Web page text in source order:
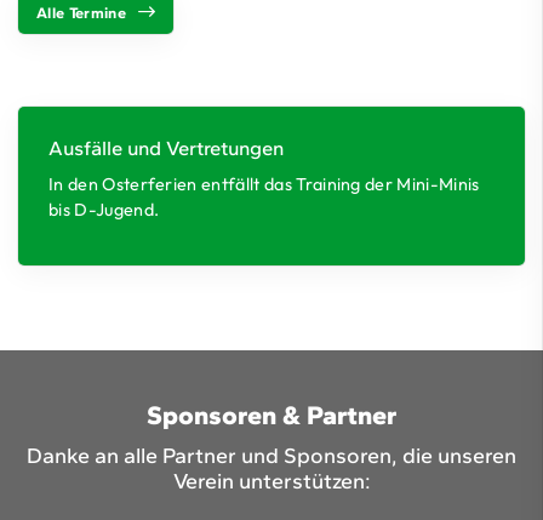
Alle Termine
Ausfälle und Vertretungen
In den Osterferien entfällt das Training der Mini-Minis
bis D-Jugend.
Sponsoren & Partner
Danke an alle Partner und Sponsoren, die unseren
Verein unterstützen: